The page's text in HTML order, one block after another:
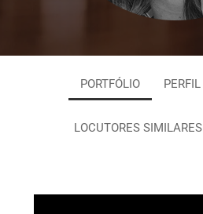
PORTFÓLIO PERFIL
LOCUTORES SIMILARES